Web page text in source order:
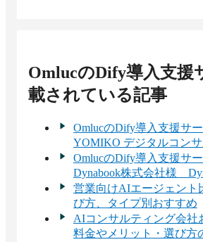
OmlucのDify導入支援
載されている記事
OmlucのDify導入支援サ
YOMIKO デジタルコン
様 AIエージェントで社
現。AIソリューションを
なる挑戦 [PR]
OmlucのDify導入支援サ
Dynabook株式会社様
ション事業を支える
Omlucが描く、生成AI時
能性 Part1 [PR]
営業向けAIエージェント
び方、タイプ別おすすめ
AIコンサルティング会社
料金やメリット・選び方